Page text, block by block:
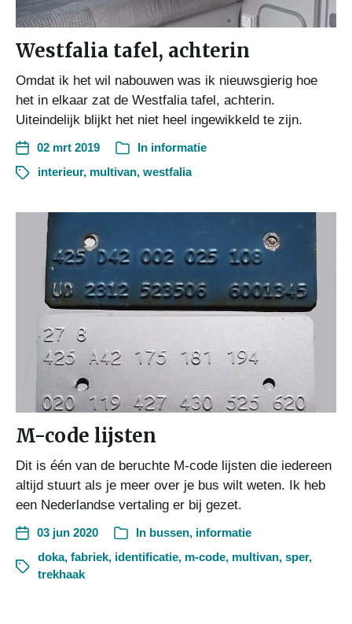
Westfalia tafel, achterin
Omdat ik het wil nabouwen was ik nieuwsgierig hoe
het in elkaar zat de Westfalia tafel, achterin.
Uiteindelijk blijkt het niet heel ingewikkeld te zijn.
02 mrt 2019 In informatie
interieur, multivan, westfalia
M-code lijsten
Dit is één van de beruchte M-code lijsten die iedereen
altijd stuurt als je meer over je bus wilt weten. Ik heb
een Nederlandse vertaling er bij gezet.
03 jun 2020 In bussen, informatie
doka, fabriek, identificatie, m-code, multivan, sper,
trekhaak